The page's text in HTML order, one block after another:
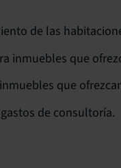
de las
inmuebles que
que
de consultoría.